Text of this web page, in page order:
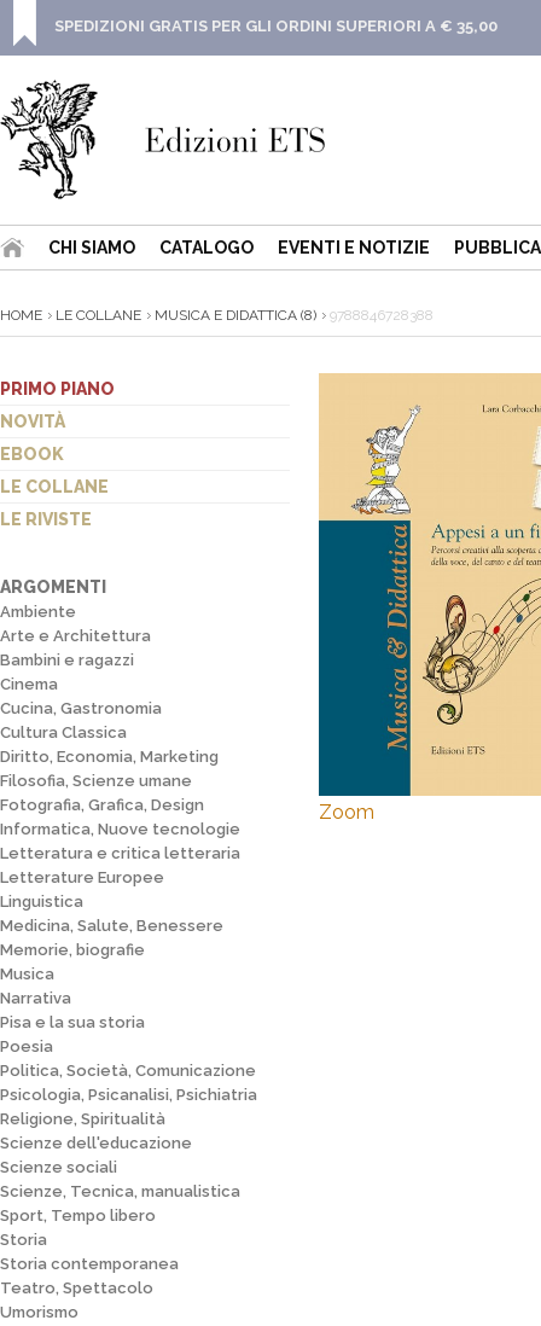
SPEDIZIONI GRATIS PER GLI ORDINI SUPERIORI A € 35,00
CHI SIAMO CATALOGO EVENTI E NOTIZIE
HOME LE COLLANE MUSICA E DIDATTICA (8) 9788846728388
PRIMO PIANO
NOVITÀ
EBOOK
LE COLLANE
LE RIVISTE
ARGOMENTI
Ambiente
Arte e Architettura
Bambini e ragazzi
Cinema
Cucina, Gastronomia
Cultura Classica
Diritto, Economia, Marketing
Filosofia, Scienze umane
Fotografia, Grafica, Design
Informatica, Nuove tecnologie
Letteratura e critica letteraria
Letterature Europee
Linguistica
Medicina, Salute, Benessere
Memorie, biografie
Musica
Narrativa
Pisa e la sua storia
Poesia
Politica, Società, Comunicazione
Psicologia, Psicanalisi, Psichiatria
Religione, Spiritualità
Scienze dell'educazione
Scienze sociali
Scienze, Tecnica, manualistica
Sport, Tempo libero
Storia
Storia contemporanea
Teatro, Spettacolo
Umorismo
Zoom